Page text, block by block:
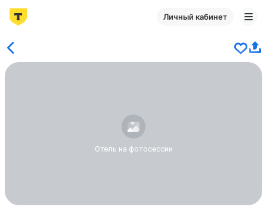
Личный кабинет
Отель на фотосессии